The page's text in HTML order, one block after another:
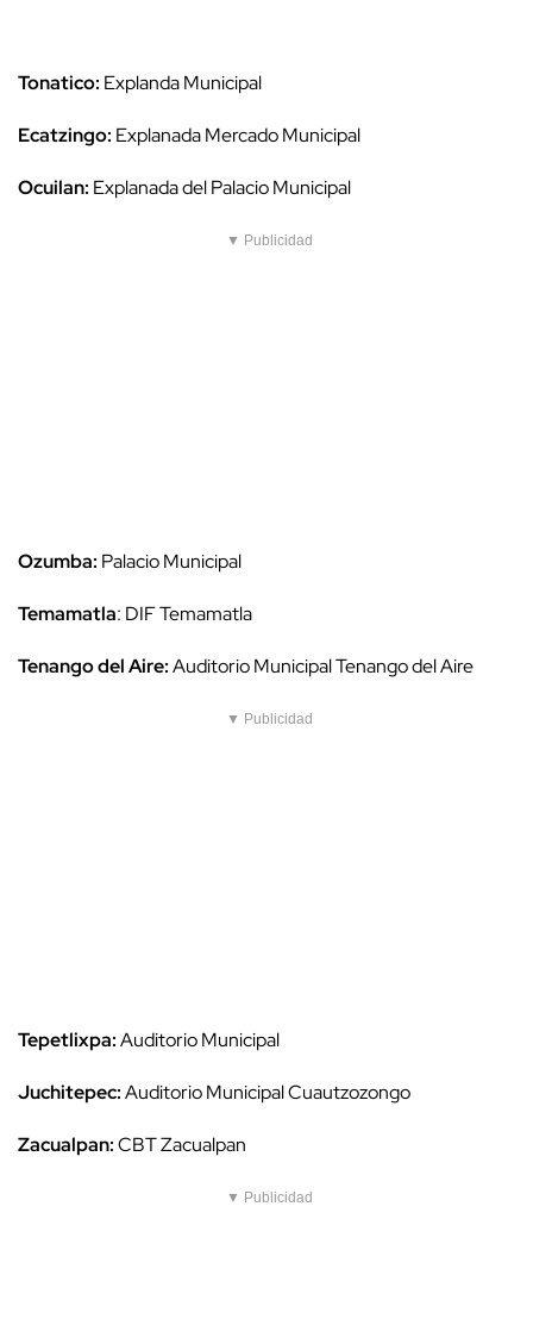
Tonatico: Explanda Municipal
Ecatzingo: Explanada Mercado Municipal
Ocuilan: Explanada del Palacio Municipal
▼ Publicidad
Ozumba: Palacio Municipal
Temamatla: DIF Temamatla
Tenango del Aire:Auditorio Municipal Tenango del Aire
▼ Publicidad
Tepetlixpa:Auditorio Municipal
Juchitepec:Auditorio Municipal Cuautzozongo
Zacualpan:CBT Zacualpan
▼ Publicidad